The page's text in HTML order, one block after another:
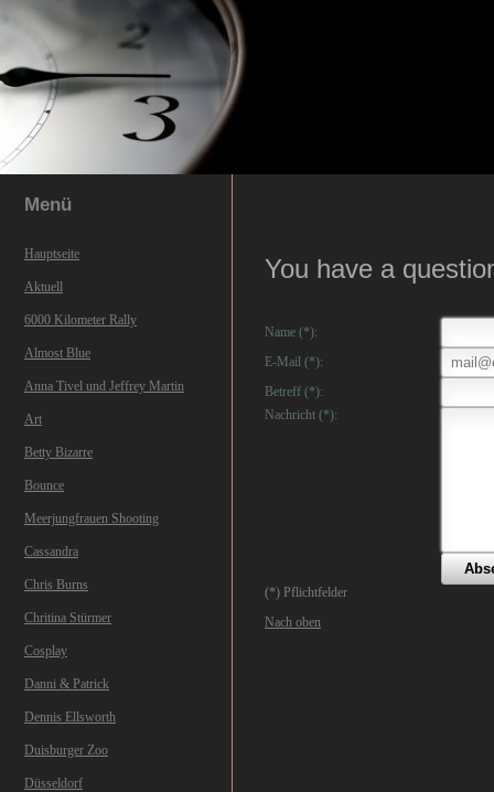
Menü
Hauptseite
Aktuell
6000 Kilometer Rally
Almost Blue
Anna Tivel und Jeffrey Martin
Art
Betty Bizarre
Bounce
Meerjungfrauen Shooting
Cassandra
Chris Burns
Chritina Stürmer
Cosplay
Danni & Patrick
Dennis Ellsworth
Duisburger Zoo
Düsseldorf
You have a
Name (*):
E-Mail (*):
Betreff (*):
Nachricht (*):
(*) Pflichtfelder
Nach oben